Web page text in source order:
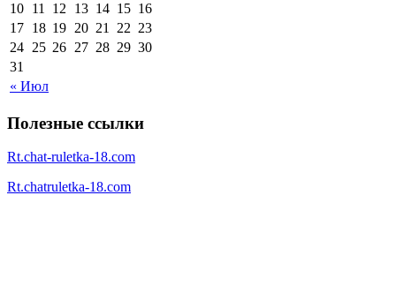
« Июл
10 11 12 13 14 15 16
17 18 19 20 21 22 23
24 25 26 27 28 29 30
31
Полезные ссылки
Rt.chat-ruletka-18.com
Rt.chatruletka-18.com